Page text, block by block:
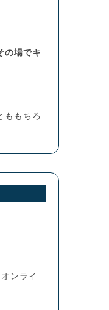
の場でキ
ももちろ
ンライ